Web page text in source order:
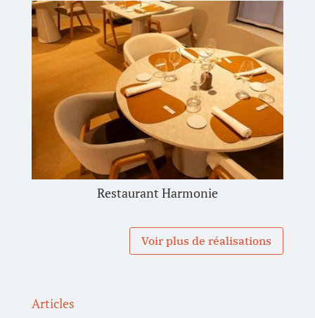
Restaurant Harmonie
Voir plus de réalisations
Articles